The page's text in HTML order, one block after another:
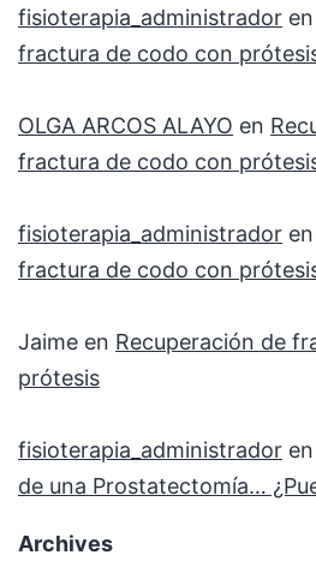
fisioterapia_administrador en
fractura de codo con
OLGA ARCOS ALAYO en
fractura de codo con
fisioterapia_administrador en
fractura de codo con
Jaime en Recuperación de
prótesis
fisioterapia_administrador en
de una Prostatectomía…
Archives